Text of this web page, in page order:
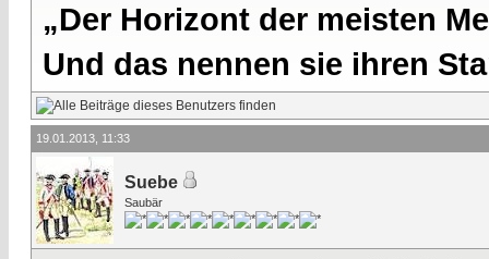
„Der Horizont der meisten
Und das nennen sie ihren
19.01.2013, 11:33
Suebe
Saubär